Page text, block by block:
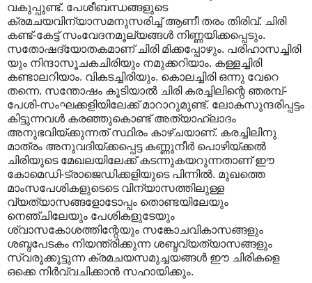
വകുപ്പുണ്ട്. പേശീബന്ധങ്ങളുടെ
ക്രമചയവിന്യാസമനുസരിച്ച് ആണീ തരം തിരിവ്. ചിരി
കണ്ട്-കേട്ട് സംവേദനമൂല്യങ്ങൾ നിണ്ണയിക്കപ്പെടും.
സതോഷദ്യോതകമാണ് ചിരി മിക്കപ്പോഴും. പരിഹാസച്ചിരി
യും നിന്ദാസൂചകചിരിയും നമുക്കറിയാം. കള്ളച്ചിരി
കണ്ടാലറിയാം. വികടച്ചിരിയും. കൊലച്ചിരി ഒന്നു വേറെ
തന്നെ. സന്തോഷം കൂടിയാൽ ചിരി കരച്ചിലിന്റെ ഞരമ്പ്-
പേശി-സംഘക്കളിയിലേക്ക് മാറാറുമുണ്ട്. ലോകസുന്ദരിപ്പട്ടം
കിട്ടുന്നവൾ കരഞ്ഞുകൊണ്ട് അത്യാഹ്ലാദം
അനുഭവിയ്ക്കുന്നത് സ്ഥിരം കാഴ്ചയാണ്. കരച്ചിലിനു
മാത്രം അനുവദിയ്ക്കപ്പെട്ട കണ്ണുനീർ പൊഴിയ്ക്കൽ
ചിരിയുടെ മേഖലയിലേക്ക് കടന്നുകയറുന്നതാണ് ഈ
കോമെഡി-ട്രാജെഡിക്കളിയുടെ പിന്നിൽ. മുഖത്തെ
മാംസപേശികളുടെടെ വിന്യാസത്തിലുള്ള
വ്യത്യാസങ്ങളോടോപ്പം തൊണ്ടയിലേയും
നെഞ്ചിലേയും പേശികളുടേയും
ശ്വാസകോശത്തിന്റേയും സങ്കോചവികാസങ്ങളും
ശബ്ദപേടകം നിയന്ത്രിക്കുന്ന ശബ്ദവ്യത്യാസങ്ങളും
സ്വരൂക്കൂട്ടുന്ന ക്രമചയസമുച്ചയങ്ങൾ ഈ ചിരികളെ
ഒക്കെ നിർവ്വചിക്കാൻ സഹായിക്കും.